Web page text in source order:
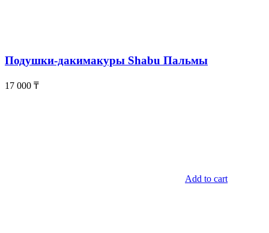
Подушки-дакимакуры Shabu Пальмы
17 000 ₸
Add to cart